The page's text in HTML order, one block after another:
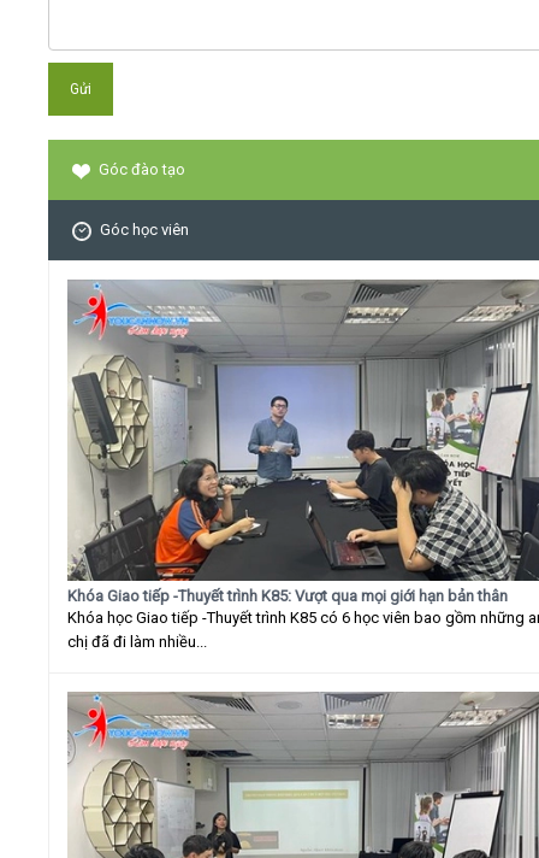
Góc đào tạo
Góc học viên
Khóa Giao tiếp -Thuyết trình K85: Vượt qua mọi giới hạn bản thân
Khóa học Giao tiếp -Thuyết trình K85 có 6 học viên bao gồm những
chị đã đi làm nhiều...